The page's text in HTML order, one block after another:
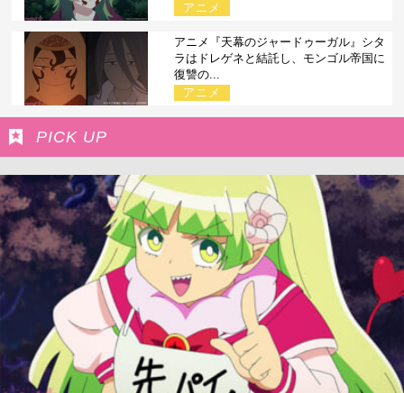
アニメ
アニメ『天幕のジャードゥーガル』シタ
ラはドレゲネと結託し、モンゴル帝国に
復讐の...
アニメ
PICK UP